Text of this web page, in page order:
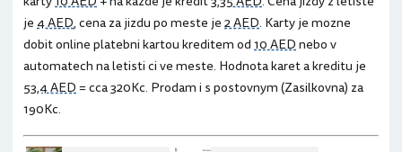
je4 AED, cena za jizdu po meste je2 AED. Karty je mozne
dobit online platebni kartou kreditem od10 AEDnebo v
automatech na letisti ci ve meste. Hodnota karet a kreditu je
53,4 AED= cca 320Kc. Prodam i s postovnym (Zasilkovna) za
190Kc.